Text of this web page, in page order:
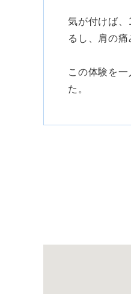
気が付けば
るし、肩の
この体験を
た。